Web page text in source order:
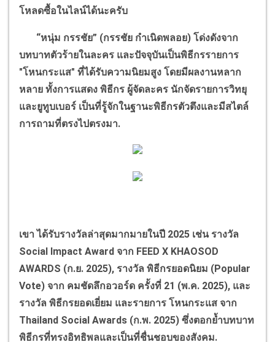
โหลดซื้อในไลน์ได้นะครับ
“หนุ่ม กรรชัย” (กรรชัย กำเนิดพลอย) โด่งดังจาก
บทบาทตัวร้ายในละคร และปัจจุบันเป็นพิธีกรรายการ
"โหนกระแส" ที่ได้รับความนิยมสูง โดยมีผลงานหลาก
หลาย ทั้งการแสดง พิธีกร ผู้จัดละคร นักจัดรายการวิทยุ
และยูทูบเบอร์ เป็นที่รู้จักในฐานะพิธีกรตัวตึงและมีสไตล์
การถามที่ตรงไปตรงมา.
เขา ได้รับรางวัลล่าสุดมากมายในปี 2025 เช่น รางวัล
Social Impact Award จาก FEED X KHAOSOD
AWARDS (ก.ย. 2025), รางวัล พิธีกรยอดนิยม (Popular
Vote) จาก คมชัดลึกอวอร์ด ครั้งที่ 21 (พ.ค. 2025), และ
รางวัล พิธีกรยอดเยี่ยม และรายการ โหนกระแส จาก
Thailand Social Awards (ก.พ. 2025) ซึ่งตอกย้ำบทบาท
พิธีกรที่ทรงอิทธิพลและเป็นที่ชื่นชอบของสังคม.